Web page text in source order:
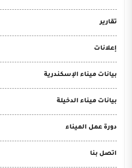
تقارير
إعلانات
بيانات ميناء الإسكندرية
بيانات ميناء الدخيلة
دورة عمل الميناء
اتصل بنا